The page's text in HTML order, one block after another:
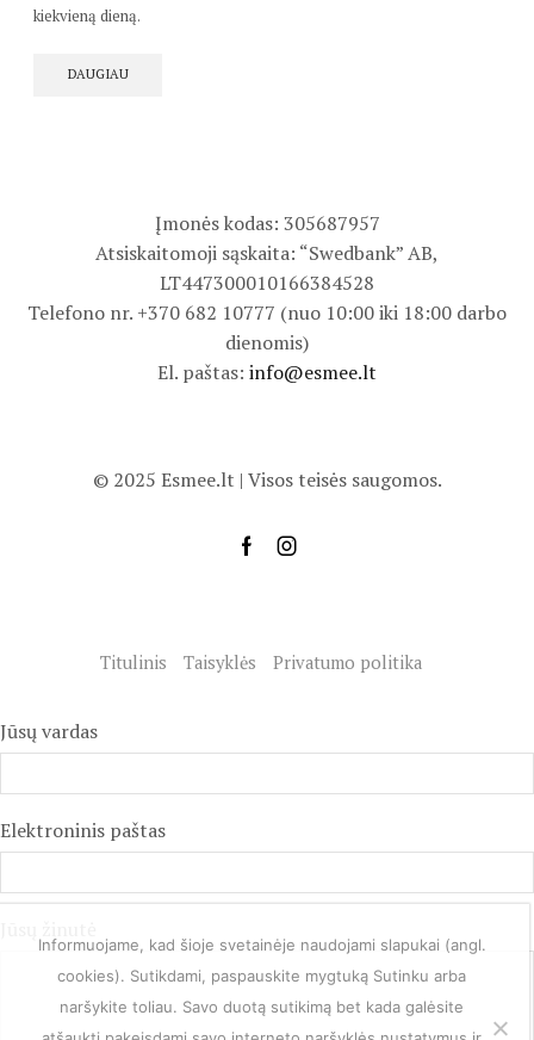
kiekvieną dieną.
DAUGIAU
Įmonės kodas: 305687957
Atsiskaitomoji sąskaita: “Swedbank” AB,
LT447300010166384528
Telefono nr. +370 682 10777 (nuo 10:00 iki 18:00 darbo
dienomis)
El. paštas: info@esmee.lt
© 2025 Esmee.lt | Visos teisės saugomos.
Titulinis Taisyklės Privatumo politika
Jūsų vardas
Elektroninis paštas
Informuojame, kad šioje svetainėje naudojami slapukai (angl.
cookies). Sutikdami, paspauskite mygtuką Sutinku arba
naršykite toliau. Savo duotą sutikimą bet kada galėsite